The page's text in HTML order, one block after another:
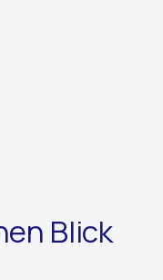
Blick